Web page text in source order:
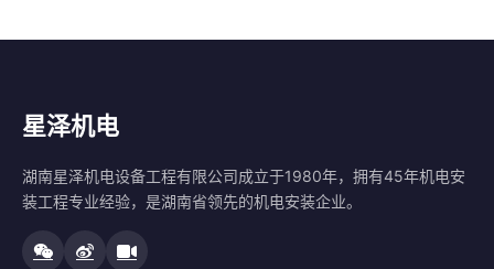
星泽机电
湖南星泽机电设备工程有限公司成立于1980年，拥有45年机电安
装工程专业经验，是湖南省领先的机电安装企业。